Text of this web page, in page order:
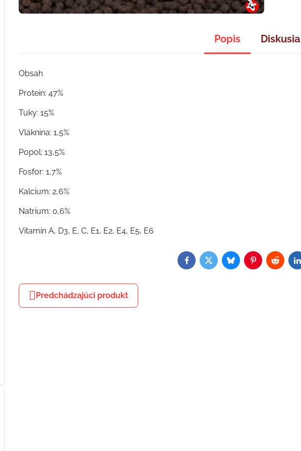
Popis Diskusia
Obsah
Protein: 47%
Tuky: 15%
Vláknina: 1,5%
Popol: 13,5%
Fosfor: 1,7%
Kalcium: 2,6%
Natrium: 0,6%
Vitamín A, D3, E, C, E1, E2, E4, E5, E6
Facebook
TwitterBlueskyPinterestReddit
Predchádzajúci produkt